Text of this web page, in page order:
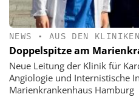
NEWS • AUS DEN KLINIKEN
Doppelspitze am
Neue Leitung der Klinik für
Angiologie und Internistische
Marienkrankenhaus Hamburg